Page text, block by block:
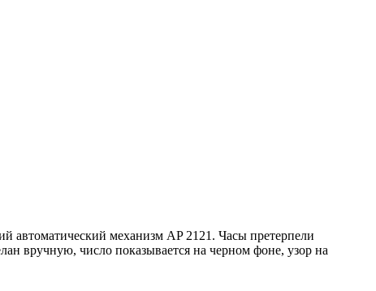
автоматический механизм AP 2121. Часы претерпели
вручную, число показывается на черном фоне, узор на